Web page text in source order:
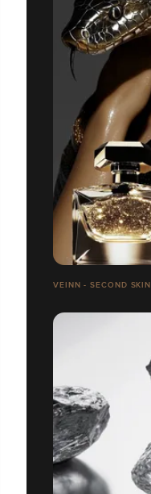
VEINN - SECOND SKIN